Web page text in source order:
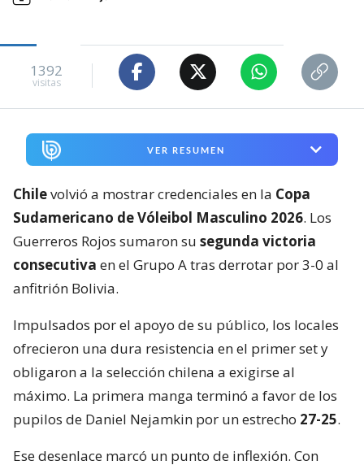
1392
visitas
VER RESUMEN
Chilevolvió a mostrar credenciales en la Copa
Sudamericano de Vóleibol Masculino 2026. Los
Guerreros Rojos sumaron su segunda victoria
consecutiva en el Grupo A tras derrotar por 3-0 al
anfitrión Bolivia.
Impulsados por el apoyo de su público, los locales
ofrecieron una dura resistencia en el primer set y
obligaron a la selección chilena a exigirse al
máximo. La primera manga terminó a favor de los
pupilos de Daniel Nejamkin por un estrecho 27-25.
Ese desenlace marcó un punto de inflexión. Con